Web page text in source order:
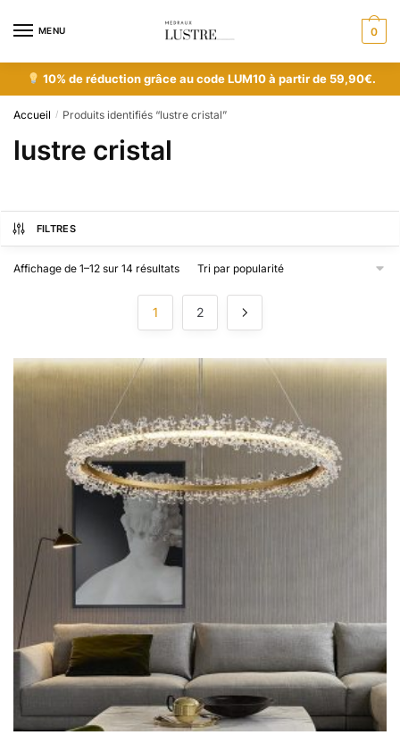
MENU 0
10% de réduction grâce au code LUM10 à partir de 59,90€.
Accueil / Produits identifiés “lustre cristal”
lustre cristal
FILTRES
Affichage de 1–12 sur 14 résultats
1 2